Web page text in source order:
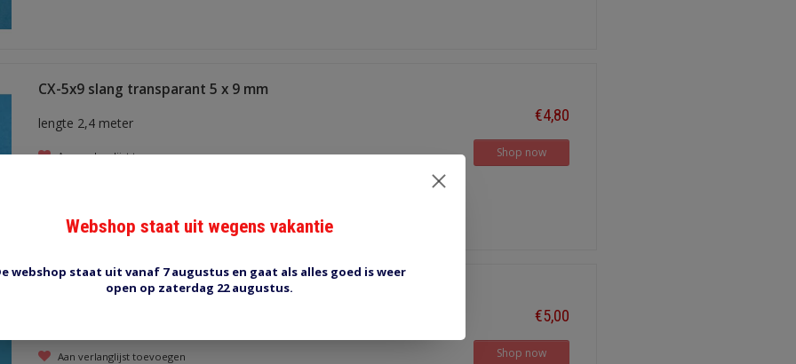
CX-5x9 slang transparant 5 x 9 mm
lengte 2,4 meter
Aan verlanglijst toevoegen
€4,80
Shop now
CX-8-11, binnendiameter 8 mm
Aan verlanglijst toevoegen
€5,00
Shop now
Webshop staat uit wegens vakantie
webshop staat uit vanaf 7 augustus en gaat als alles goed is weer
open op zaterdag 22 augustus.